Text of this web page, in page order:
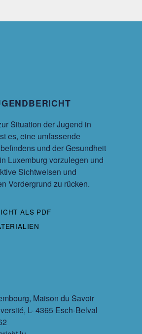
Situation der Jugend in
es, eine umfassende
und der Gesundheit
Luxemburg vorzulegen und
Sichtweisen und
Vordergrund zu rücken.
ALS PDF
Maison du Savoir
L- 4365 Esch-Belval